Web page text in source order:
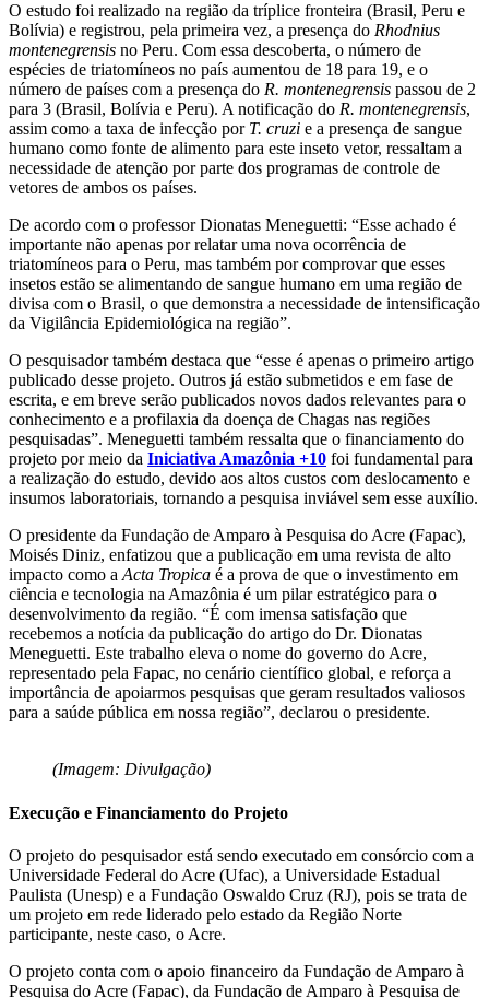
O estudo foi realizado na região da tríplice fronteira (Brasil, Peru e
Bolívia) e registrou, pela primeira vez, a presença do Rhodnius
montenegrensis no Peru. Com essa descoberta, o número de
espécies de triatomíneos no país aumentou de 18 para 19, e o
número de países com a presença do R. montenegrensis passou de 2
para 3 (Brasil, Bolívia e Peru). A notificação do R. montenegrensis,
assim como a taxa de infecção por T. cruzi e a presença de sangue
humano como fonte de alimento para este inseto vetor, ressaltam a
necessidade de atenção por parte dos programas de controle de
vetores de ambos os países.
De acordo com o professor Dionatas Meneguetti: “Esse achado é
importante não apenas por relatar uma nova ocorrência de
triatomíneos para o Peru, mas também por comprovar que esses
insetos estão se alimentando de sangue humano em uma região de
divisa com o Brasil, o que demonstra a necessidade de intensificação
da Vigilância Epidemiológica na região”.
O pesquisador também destaca que “esse é apenas o primeiro artigo
publicado desse projeto. Outros já estão submetidos e em fase de
escrita, e em breve serão publicados novos dados relevantes para o
conhecimento e a profilaxia da doença de Chagas nas regiões
pesquisadas”. Meneguetti também ressalta que o financiamento do
projeto por meio da Iniciativa Amazônia +10 foi fundamental para
a realização do estudo, devido aos altos custos com deslocamento e
insumos laboratoriais, tornando a pesquisa inviável sem esse auxílio.
O presidente da Fundação de Amparo à Pesquisa do Acre (Fapac),
Moisés Diniz, enfatizou que a publicação em uma revista de alto
impacto como aActa Tropica é a prova de que o investimento em
ciência e tecnologia na Amazônia é um pilar estratégico para o
desenvolvimento da região. “É com imensa satisfação que
recebemos a notícia da publicação do artigo do Dr. Dionatas
Meneguetti. Este trabalho eleva o nome do governo do Acre,
representado pela Fapac, no cenário científico global, e reforça a
importância de apoiarmos pesquisas que geram resultados valiosos
para a saúde pública em nossa região”, declarou o presidente.
(Imagem: Divulgação)
Execução e Financiamento do Projeto
O projeto do pesquisador está sendo executado em consórcio com a
Universidade Federal do Acre (Ufac), a Universidade Estadual
Paulista (Unesp) e a Fundação Oswaldo Cruz (RJ), pois se trata de
um projeto em rede liderado pelo estado da Região Norte
participante, neste caso, o Acre.
O projeto conta com o apoio financeiro da Fundação de Amparo à
Pesquisa do Acre (Fapac), da Fundação de Amparo à Pesquisa de